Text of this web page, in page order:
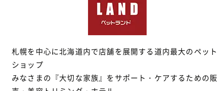
札幌を中心に北海道内で店舗を展開する道内最大のペット
ショップ
みなさまの『大切な家族』をサポート・ケアするための販